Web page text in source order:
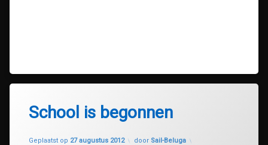
School is begonnen
Geplaatst op 27 augustus 2012
Geüpdatet op
door Sail-Beluga